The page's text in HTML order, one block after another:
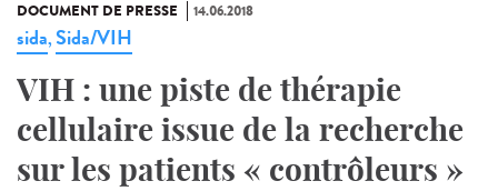
DOCUMENT DE PRESSE 14.06.2018
sida,Sida/VIH
VIH : une piste de thérapie
cellulaire issue de la recherche
sur les patients « contrôleurs »